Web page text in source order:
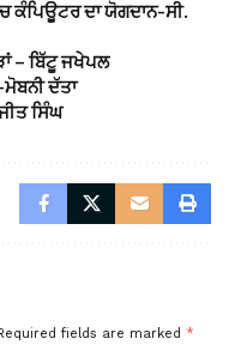
ਕੰਪਿਊਟਰ ਦਾ ਯੋਗਦਾਨ-ਸੀ.
– ਬਿੱਟੂ ਜਖੇਪਲ
ਦੱਤਾ
ਸਿੰਘ
Required fields are marked *